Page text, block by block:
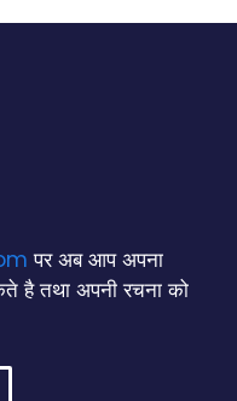
पर अब आप अपना
है तथा अपनी रचना को